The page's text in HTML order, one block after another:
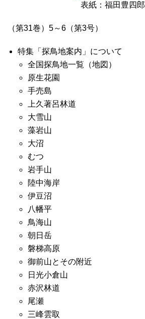
表紙：福田豊四郎
（第31巻）5～6（第3号）
特集「探鳥地案内」について
全国探鳥地一覧（地図）
原生花園
手売島
上久著呂林道
大雪山
藻岩山
大沼
むつ
岩手山
陸中海岸
伊豆沼
八幡平
鳥海山
朝日岳
磐梯高原
御前山とその附近
日光小倉山
赤沢林道
尾瀬
三峰雲取